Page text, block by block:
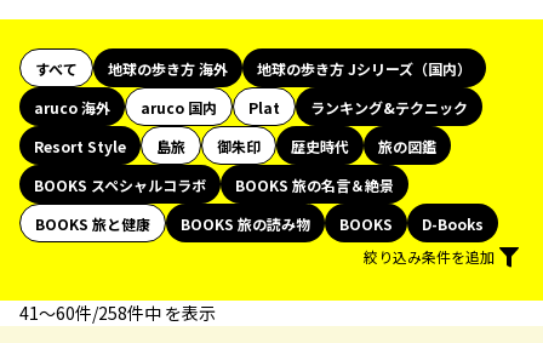
すべて 地球の歩き方 海外
地球の歩き方 Jシリーズ（国内）
aruco 海外
aruco 国内 Plat
ランキング&テクニック
Resort Style
島旅 御朱印 歴史時代
旅の図鑑
BOOKS スペシャルコラボ
BOOKS 旅の名言＆絶景
BOOKS 旅と健康
BOOKS 旅の読み物 BOOKS
D-Books
絞り込み条件を追加
41〜60件/258件中 を表示